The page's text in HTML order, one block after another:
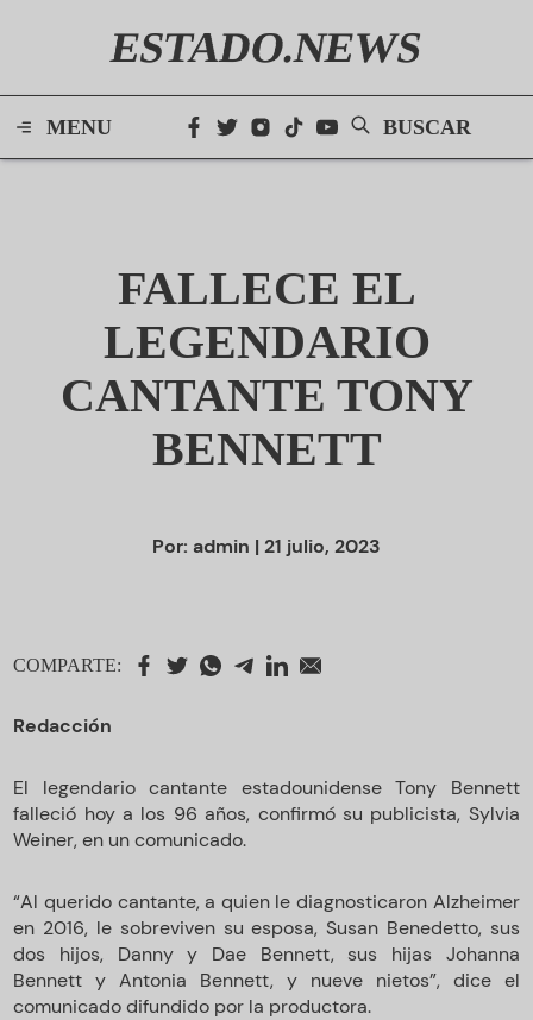
ESTADO.NEWS
MENU BUSCAR
FALLECE EL
LEGENDARIO
CANTANTE TONY
BENNETT
Por: admin | 21 julio, 2023
COMPARTE:
Redacción
El legendario cantante estadounidense Tony Bennett
falleció hoy a los 96 años, confirmó su publicista, Sylvia
Weiner, en un comunicado.
“Al querido cantante, a quien le diagnosticaron Alzheimer
en 2016, le sobreviven su esposa, Susan Benedetto, sus
dos hijos, Danny y Dae Bennett, sus hijas Johanna
Bennett y Antonia Bennett, y nueve nietos”, dice el
comunicado difundido por la productora.